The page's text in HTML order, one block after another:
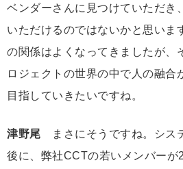
ベンダーさんに見つけていただき
いただけるのではないかと思いま
の関係はよくなってきましたが、
ロジェクトの世界の中で人の融合
目指していきたいですね。
津野尾 まさにそうですね。シス
後に、弊社CCTの若いメンバーが